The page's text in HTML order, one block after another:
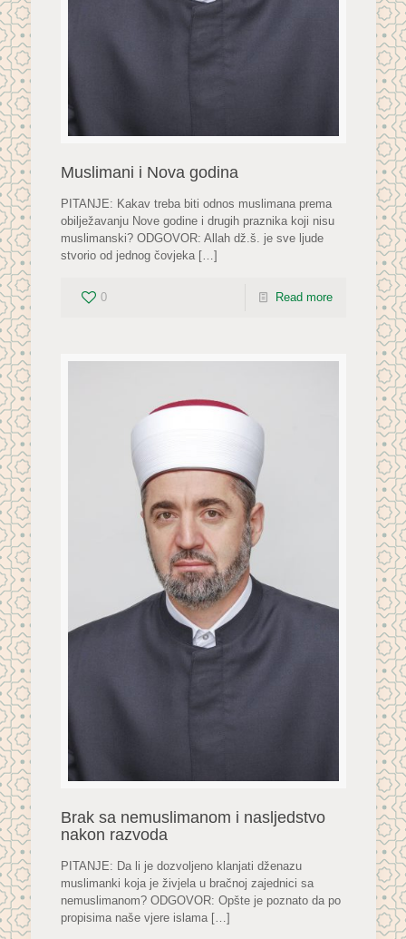
Muslimani i Nova godina
PITANJE: Kakav treba biti odnos muslimana prema
obilježavanju Nove godine i drugih praznika koji nisu
muslimanski? ODGOVOR: Allah dž.š. je sve ljude
stvorio od jednog čovjeka[…]
0 Read more
Brak sa nemuslimanom i nasljedstvo
nakon razvoda
PITANJE: Da li je dozvoljeno klanjati dženazu
muslimanki koja je živjela u bračnoj zajednici sa
nemuslimanom? ODGOVOR: Opšte je poznato da po
propisima naše vjere islama[…]